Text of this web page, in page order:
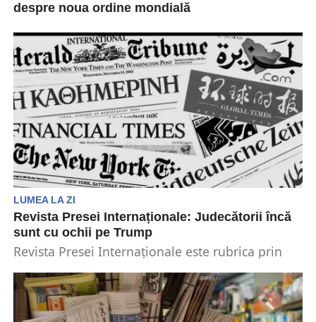
despre noua ordine mondială
cititorilor cele mai importante subiecte de peste
mapamond. Acestea provin...
LUMEA LA ZI
Revista Presei Internaționale: Judecătorii încă
sunt cu ochii pe Trump
Revista Presei Internaționale este rubrica prin
evenimente la...